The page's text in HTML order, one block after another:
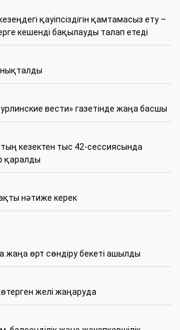
қауіпсіздігін қамтамасыз ету –
кешенді бақылауды талап етеді
вести» газетінде жаңа басшы
кезектен тыс 42-сессиясында
қаралды
нәтиже керек
жаңа өрт сөндіру бекеті ашылды
желі жаңаруда